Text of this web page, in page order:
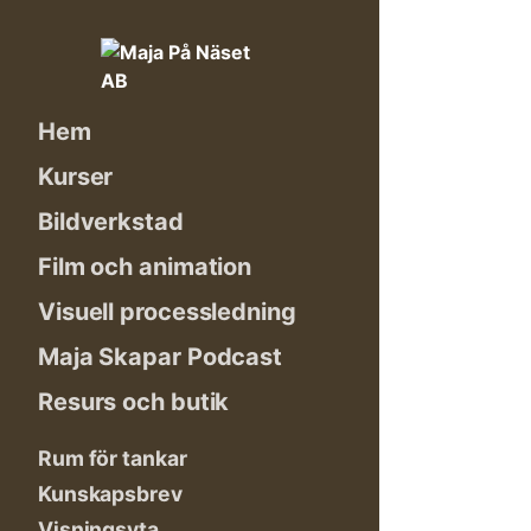
Hem
Kurser
Bildverkstad
Film och animation
Visuell processledning
Maja Skapar Podcast
Resurs och butik
Rum för tankar
Kunskapsbrev